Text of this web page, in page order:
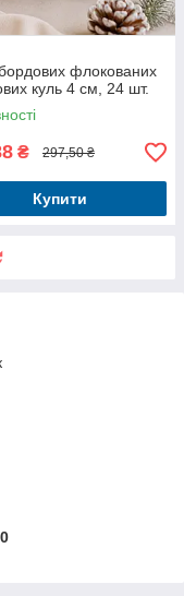
флокованих
куль 4 см, 24 шт.
₴ 297,50 ₴
Купити